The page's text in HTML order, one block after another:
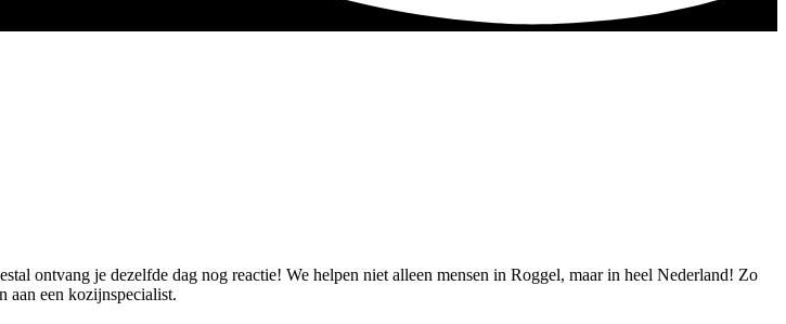
ontvang je dezelfde dag nog reactie! We helpen niet alleen mensen in Roggel, maar in heel Nederland! Zo
aan een kozijnspecialist.